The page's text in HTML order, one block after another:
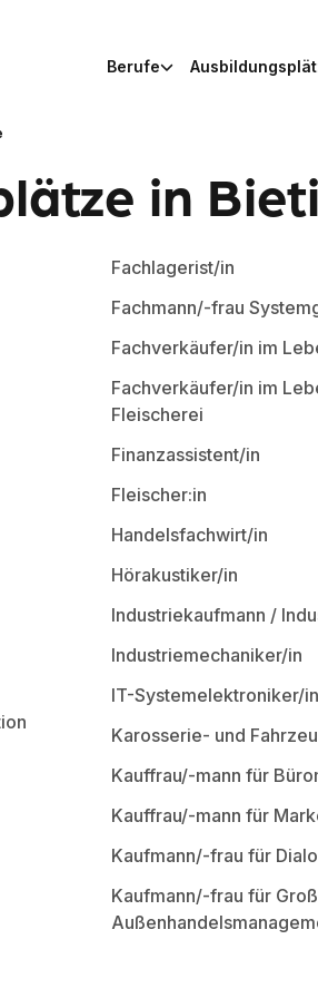
Berufe
in
Fachlagerist/in
Fachmann/-frau
Fachverkäufer/in im
Fachverkäufer/in im
Fleischerei
Finanzassistent/in
Fleischer:in
Handelsfachwirt/in
Hörakustiker/in
Industriekaufmann /
Industriemechaniker/in
IT-Systemelektroniker/in
Karosserie- und
Kauffrau/-mann für
Kauffrau/-mann für
Kaufmann/-frau für
Kaufmann/-frau für